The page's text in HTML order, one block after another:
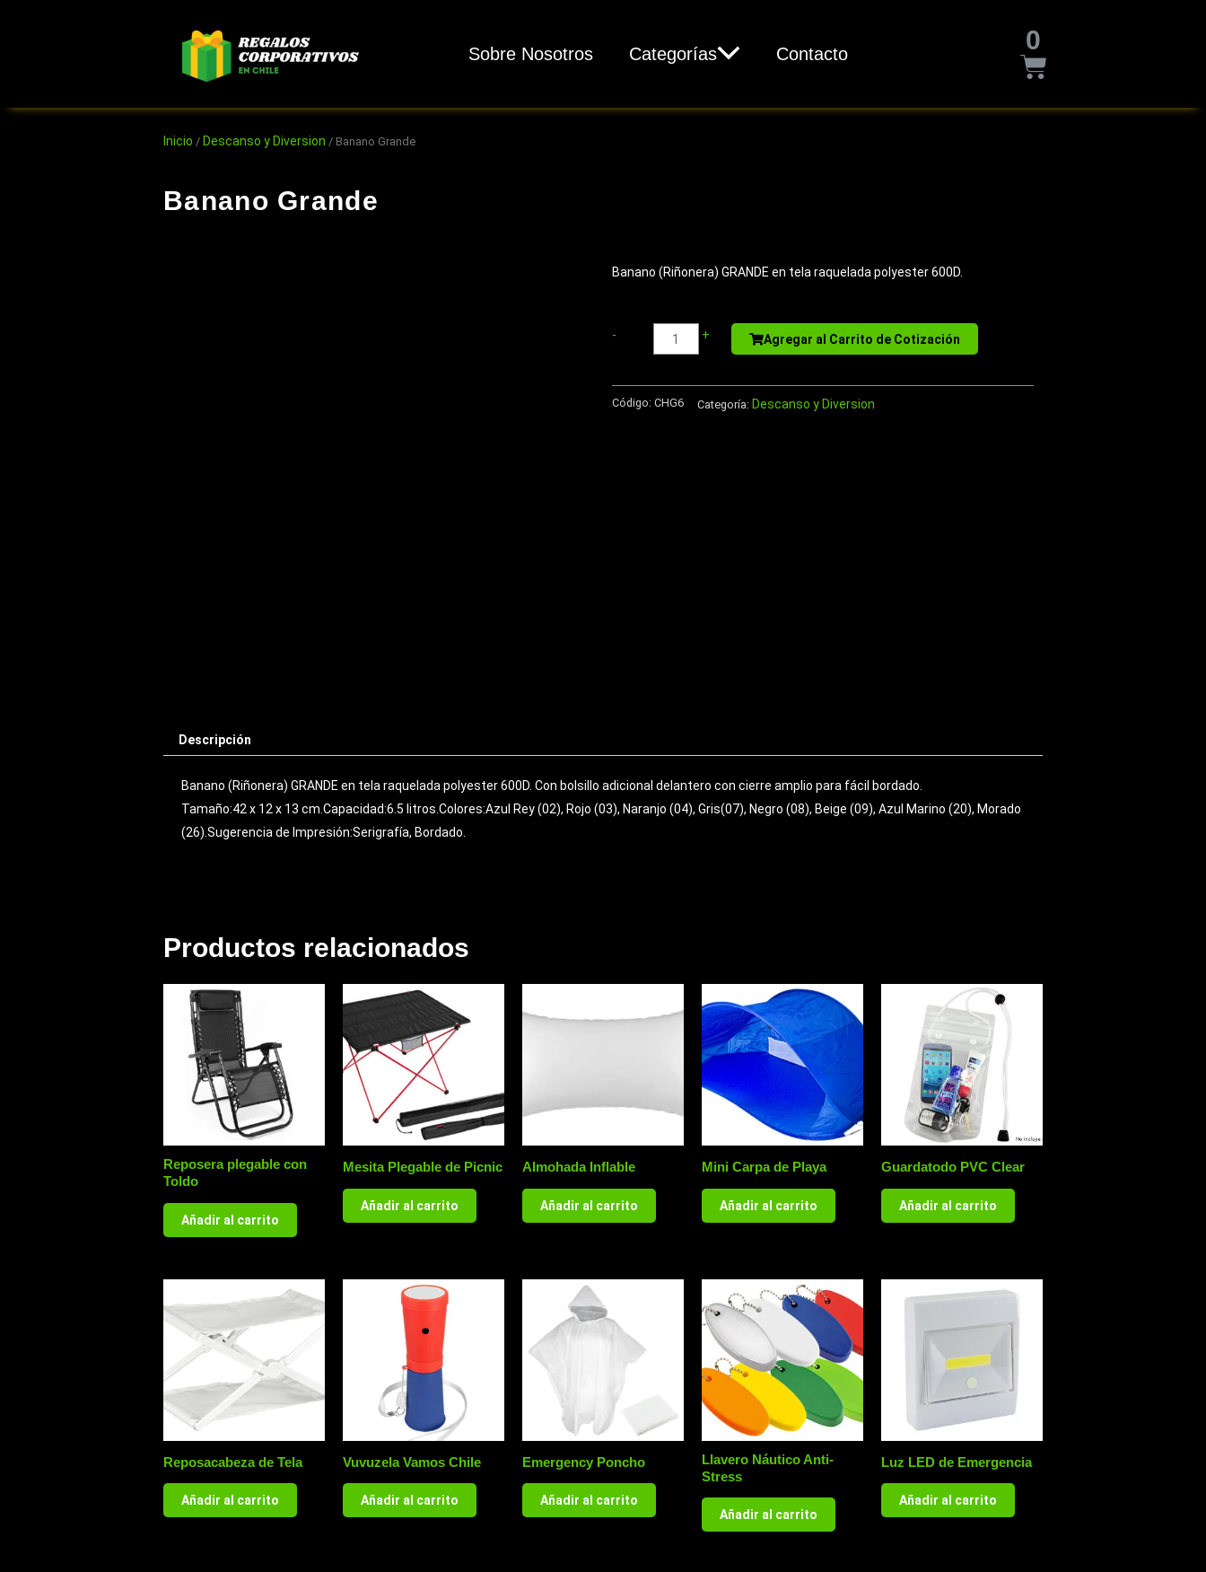
Sobre Nosotros Categorías Contacto 0
Inicio / Descanso y Diversion / Banano Grande
Banano Grande
Banano (Riñonera) GRANDE en tela raquelada polyester 600D.
-
Bottle
Aluminio
+ Agregar al Carrito de Cotización
Código: CHG6 Categoría: Descanso y Diversion
Descripción
Banano (Riñonera) GRANDE en tela raquelada polyester 600D. Con bolsillo adicional delantero con cierre amplio para fácil bordado.
Tamaño:42 x 12 x 13 cm.Capacidad:6.5 litros.Colores:Azul Rey (02), Rojo (03), Naranjo (04), Gris(07), Negro (08), Beige (09), Azul Marino (20), Morado
(26).Sugerencia de Impresión:Serigrafía, Bordado.
Productos relacionados
Reposera plegable con
Toldo
Añadir al carrito
Mesita Plegable de Picnic
Añadir al carrito
Almohada Inflable
Añadir al carrito
Mini Carpa de Playa
Añadir al carrito
Guardatodo PVC Clear
Añadir al carrito
Reposacabeza de Tela
Añadir al carrito
Vuvuzela Vamos Chile
Añadir al carrito
Emergency Poncho
Añadir al carrito
Llavero Náutico Anti-
Stress
Añadir al carrito
Luz LED de Emergencia
Añadir al carrito